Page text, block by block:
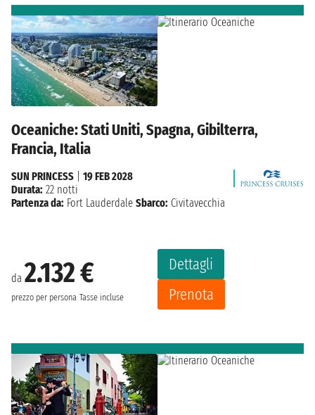
Oceaniche: Stati Uniti, Spagna, Gibilterra,
Francia, Italia
da 2.132 €
prezzo per persona Tasse incluse
Dettagli
Prenota
SUN PRINCESS
19 FEB 2028
Durata: 22 notti
Partenza da: Fort Lauderdale Sbarco: Civitavecchia